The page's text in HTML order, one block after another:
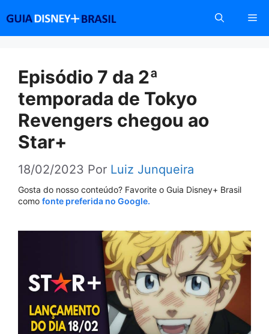
conteúdo
Episódio 7 da 2ª
temporada de Tokyo
Revengers chegou ao
Star+
18/02/2023 Por Luiz Junqueira
Gosta do nosso conteúdo? Favorite o Guia Disney+ Brasil
como fonte preferida no Google.